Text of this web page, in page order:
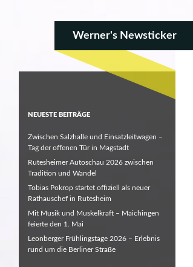
Werner's Newsticker
NEUESTE BEITRÄGE
Zwischen Salzhalle und Einsatzleitwagen –
Tag der offenen Tür in Magstadt
Rutesheimer Autoschau 2026 zwischen
Tradition und Wandel
Tobias Pokrop startet offiziell als neuer
Rathauschef in Rutesheim
Mit Musik und Muskelkraft – Maichingen
feierte den 1. Mai
Leonberger Frühlingstage 2026 – Erlebnis
rund um die Berliner Straße